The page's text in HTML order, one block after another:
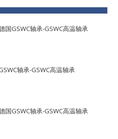
国GSWC轴承-GSWC高温轴承
轴承-GSWC高温轴承
国GSWC轴承-GSWC高温轴承